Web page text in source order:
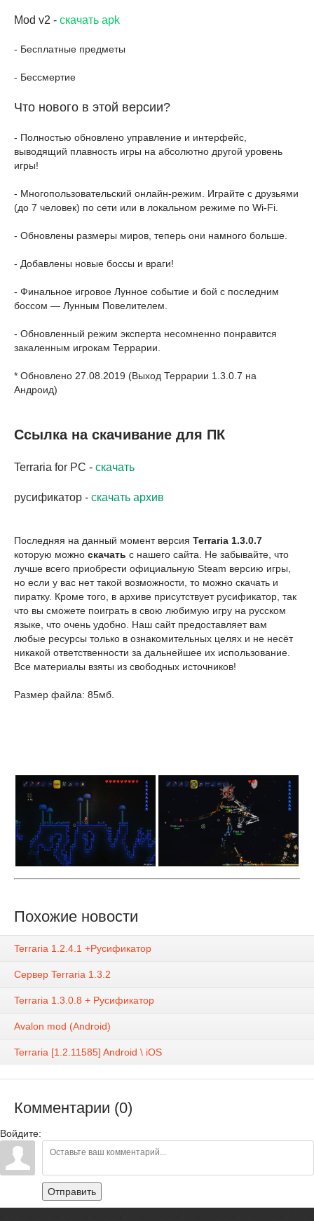
Mod v2 - скачать apk
- Бесплатные предметы
- Бессмертие
Что нового в этой версии?
- Полностью обновлено управление и интерфейс,
выводящий плавность игры на абсолютно другой уровень
игры!
- Многопользовательский онлайн-режим. Играйте с друзьями
(до 7 человек) по сети или в локальном режиме по Wi-Fi.
- Обновлены размеры миров, теперь они намного больше.
- Добавлены новые боссы и враги!
- Финальное игровое Лунное событие и бой с последним
боссом — Лунным Повелителем.
- Обновленный режим эксперта несомненно понравится
закаленным игрокам Террарии.
* Обновлено 27.08.2019 (Выход Террарии 1.3.0.7 на
Андроид)
Ссылка на скачивание для ПК
Terraria for PC - скачать
русификатор - скачать архив
Последняя на данный момент версия Terraria 1.3.0.7
которую можно скачать с нашего сайта. Не забывайте, что
лучше всего приобрести официальную Steam версию игры,
но если у вас нет такой возможности, то можно скачать и
пиратку. Кроме того, в архиве присутствует русификатор, так
что вы сможете поиграть в свою любимую игру на русском
языке, что очень удобно. Наш сайт предоставляет вам
любые ресурсы только в ознакомительных целях и не несёт
никакой ответственности за дальнейшее их использование.
Все материалы взяты из свободных источников!
Размер файла: 85мб.
Похожие новости
Terraria 1.2.4.1 +Русификатор
Сервер Terraria 1.3.2
Terraria 1.3.0.8 + Русификатор
Avalon mod (Android)
Terraria [1.2.11585] Android \ iOS
Комментарии (0)
Войдите:
Отправить